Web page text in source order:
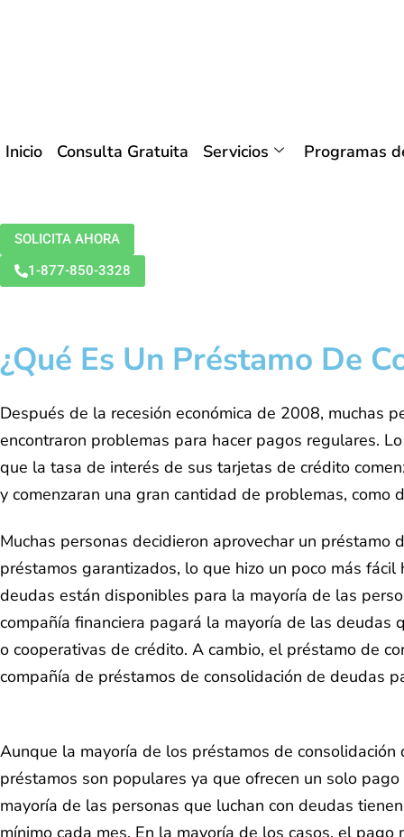
Inicio Consulta Gratuita Servicios Programas
SOLICITA AHORA
1-877-850-3328
¿Qué Es Un Préstamo De
Después de la recesión económica de 2008, muchas
encontraron problemas para hacer pagos regulares.
que la tasa de interés de sus tarjetas de crédito
y comenzaran una gran cantidad de problemas,
Muchas personas decidieron aprovechar un
préstamos garantizados, lo que hizo un poco más
deudas están disponibles para la mayoría de las
compañía financiera pagará la mayoría de las
o cooperativas de crédito. A cambio, el préstamo de
compañía de préstamos de consolidación de deudas
Aunque la mayoría de los préstamos de
préstamos son populares ya que ofrecen un solo
mayoría de las personas que luchan con deudas
mínimo cada mes. En la mayoría de los casos, el